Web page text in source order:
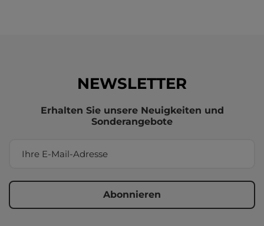
NEWSLETTER
Erhalten Sie unsere Neuigkeiten und
Sonderangebote